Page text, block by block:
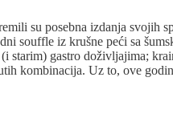
su posebna izdanja svojih
souffle iz krušne peći sa
starim) gastro doživljajima;
kombinacija. Uz to, ove